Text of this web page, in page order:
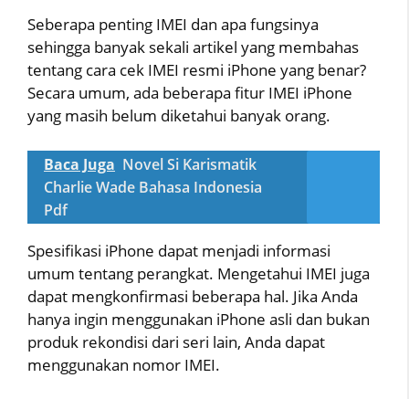
Seberapa penting IMEI dan apa fungsinya
sehingga banyak sekali artikel yang membahas
tentang cara cek IMEI resmi iPhone yang benar?
Secara umum, ada beberapa fitur IMEI iPhone
yang masih belum diketahui banyak orang.
Baca Juga Novel Si Karismatik
Charlie Wade Bahasa Indonesia
Pdf
Spesifikasi iPhone dapat menjadi informasi
umum tentang perangkat. Mengetahui IMEI juga
dapat mengkonfirmasi beberapa hal. Jika Anda
hanya ingin menggunakan iPhone asli dan bukan
produk rekondisi dari seri lain, Anda dapat
menggunakan nomor IMEI.